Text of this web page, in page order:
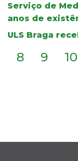
Serviço de
anos de
ULS Braga
8 9 10